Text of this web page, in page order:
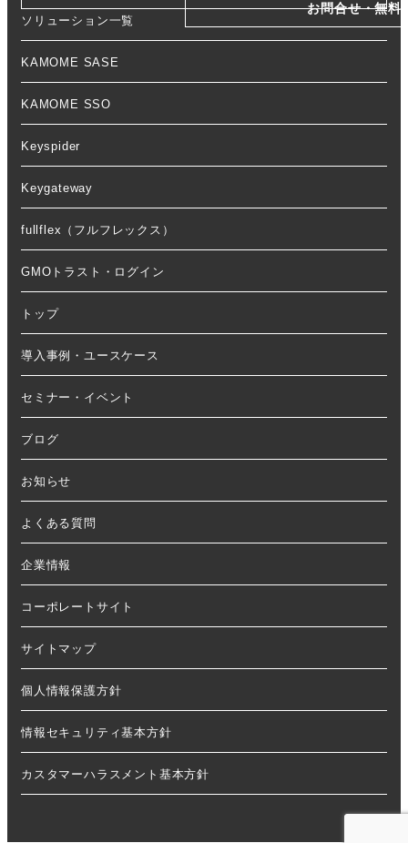
お問合せ・無料
ソリューション一覧
KAMOME SASE
KAMOME SSO
Keyspider
Keygateway
fullflex（フルフレックス）
GMOトラスト・ログイン
トップ
導入事例・ユースケース
セミナー・イベント
ブログ
お知らせ
よくある質問
企業情報
コーポレートサイト
サイトマップ
個人情報保護方針
情報セキュリティ基本方針
カスタマーハラスメント基本方針